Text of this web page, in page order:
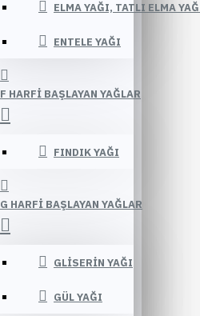
ELMA YAĞI, TATLI ELMA
ENTELE YAĞI
F HARFI BAŞLAYAN YAĞLAR
FINDIK YAĞI
G HARFI BAŞLAYAN YAĞLAR
GLISERIN YAĞI
GÜL YAĞI